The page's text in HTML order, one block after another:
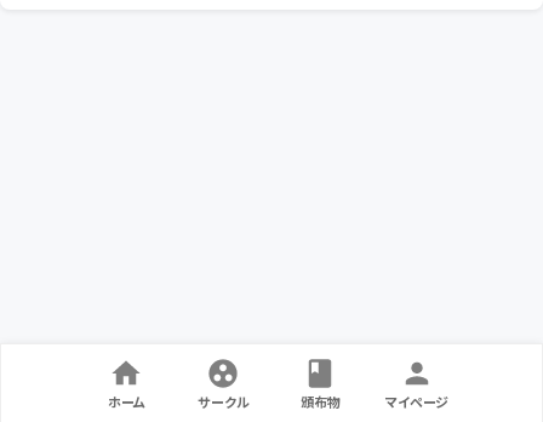
ホーム サークル 頒布物 マイページ